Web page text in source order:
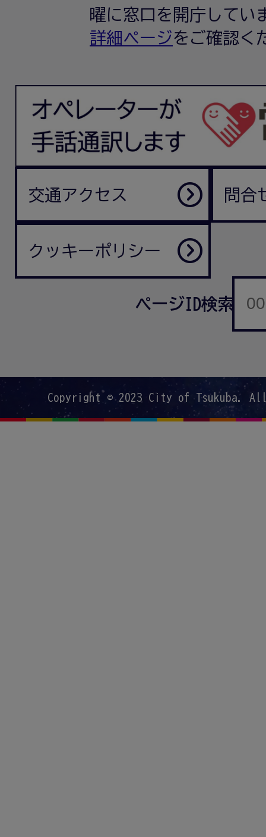
曜に窓口を開庁してい
詳細ページをご確認く
交通アクセス 問合
クッキーポリシー
ページID検索
Copyright © 2023 City of Tsukuba.